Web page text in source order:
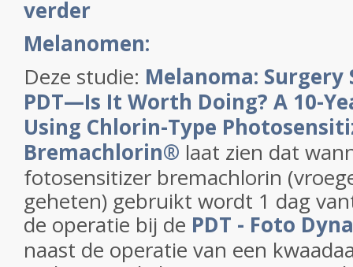
verder
Melanomen:
Deze studie: Melanoma: Surgery
PDT—Is It Worth Doing? A 10-
Using Chlorin-Type
Bremachlorin® laat zien dat
fotosensitizer bremachlorin
geheten) gebruikt wordt 1 dag
de operatie bij de PDT - Foto
naast de operatie van een